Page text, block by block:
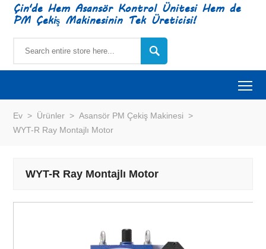
Çin'de Hem Asansör Kontrol Ünitesi Hem de
PM Çekiş Makinesinin Tek Üreticisi!

Ev > Ürünler > Asansör PM Çekiş Makinesi >
WYT-R Ray Montajlı Motor
WYT-R Ray Montajlı Motor